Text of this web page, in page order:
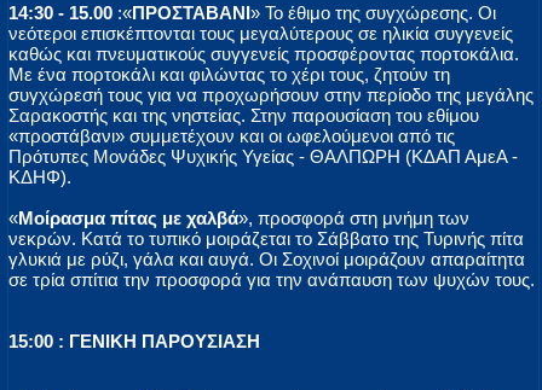
14:30 - 15.00 :«ΠΡΟΣΤΑΒΑΝΙ» Το έθιμο της συγχώρεσης. Οι
νεότεροι επισκέπτονται τους μεγαλύτερους σε ηλικία συγγενείς
καθώς και πνευματικούς συγγενείς προσφέροντας πορτοκάλια.
Με ένα πορτοκάλι και φιλώντας το χέρι τους, ζητούν τη
συγχώρεσή τους για να προχωρήσουν στην περίοδο της μεγάλης
Σαρακοστής και της νηστείας. Στην παρουσίαση του εθίμου
«προστάβανι» συμμετέχουν και οι ωφελούμενοι από τις
Πρότυπες Μονάδες Ψυχικής Υγείας - ΘΑΛΠΩΡΗ (ΚΔΑΠ ΑμεΑ -
ΚΔΗΦ).
«Μοίρασμα πίτας με χαλβά», προσφορά στη μνήμη των
νεκρών. Κατά το τυπικό μοιράζεται το Σάββατο της Τυρινής πίτα
γλυκιά με ρύζι, γάλα και αυγά. Οι Σοχινοί μοιράζουν απαραίτητα
σε τρία σπίτια την προσφορά για την ανάπαυση των ψυχών τους.
15:00 : ΓΕΝΙΚΗ ΠΑΡΟΥΣΙΑΣΗ